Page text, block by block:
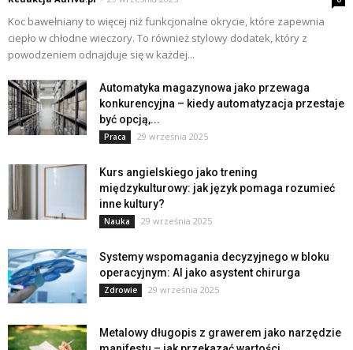
Koc bawełniany to więcej niż funkcjonalne okrycie, które zapewnia
ciepło w chłodne wieczory. To również stylowy dodatek, który z
powodzeniem odnajduje się w każdej...
Automatyka magazynowa jako przewaga
konkurencyjna – kiedy automatyzacja przestaje
być opcją,...
Praca 29 września 2025
Kurs angielskiego jako trening
międzykulturowy: jak język pomaga rozumieć
inne kultury?
Nauka 29 września 2025
Systemy wspomagania decyzyjnego w bloku
operacyjnym: AI jako asystent chirurga
Zdrowie 29 września 2025
Metalowy długopis z grawerem jako narzędzie